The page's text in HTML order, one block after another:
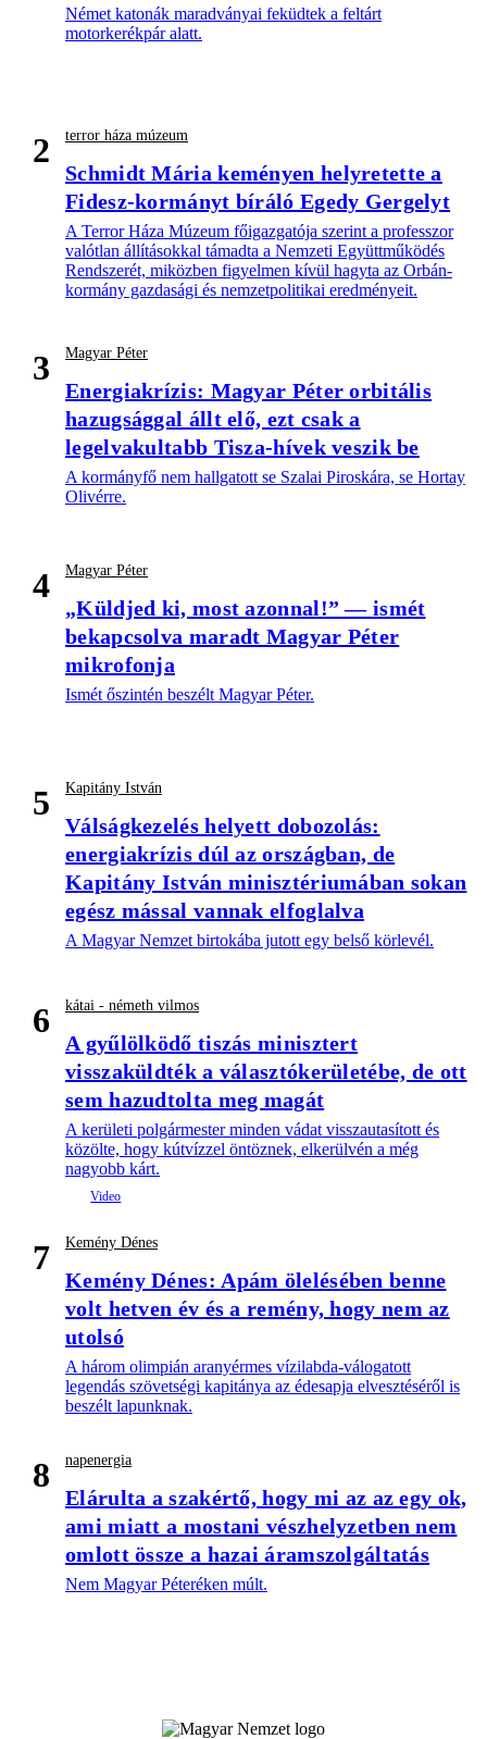
Német katonák maradványai feküdtek a feltárt
motorkerékpár alatt.
2 terror háza múzeum
Schmidt Mária keményen helyretette a
Fidesz-kormányt bíráló Egedy Gergelyt
A Terror Háza Múzeum főigazgatója szerint a professzor
valótlan állításokkal támadta a Nemzeti Együttműködés
Rendszerét, miközben figyelmen kívül hagyta az Orbán-
kormány gazdasági és nemzetpolitikai eredményeit.
3 Magyar Péter
Energiakrízis: Magyar Péter orbitális
hazugsággal állt elő, ezt csak a
legelvakultabb Tisza-hívek veszik be
A kormányfő nem hallgatott se Szalai Piroskára, se Hortay
Olivérre.
4 Magyar Péter
„Küldjed ki, most azonnal!” — ismét
bekapcsolva maradt Magyar Péter
mikrofonja
Ismét őszintén beszélt Magyar Péter.
5 Kapitány István
Válságkezelés helyett dobozolás:
energiakrízis dúl az országban, de
Kapitány István minisztériumában sokan
egész mással vannak elfoglalva
A Magyar Nemzet birtokába jutott egy belső körlevél.
6 kátai - németh vilmos
A gyűlölködő tiszás minisztert
visszaküldték a választókerületébe, de ott
sem hazudtolta meg magát
A kerületi polgármester minden vádat visszautasított és
közölte, hogy kútvízzel öntöznek, elkerülvén a még
nagyobb kárt.
7 Kemény Dénes
Kemény Dénes: Apám ölelésében benne
volt hetven év és a remény, hogy nem az
utolsó
A három olimpián aranyérmes vízilabda-válogatott
legendás szövetségi kapitánya az édesapja elvesztéséről is
beszélt lapunknak.
8 napenergia
Elárulta a szakértő, hogy mi az az egy ok,
ami miatt a mostani vészhelyzetben nem
omlott össze a hazai áramszolgáltatás
Nem Magyar Péteréken múlt.